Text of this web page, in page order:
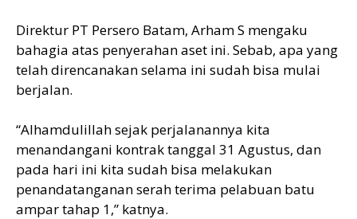
Direktur PT Persero Batam, Arham S mengaku
bahagia atas penyerahan aset ini. Sebab, apa yang
telah direncanakan selama ini sudah bisa mulai
berjalan.
“Alhamdulillah sejak perjalanannya kita
menandangani kontrak tanggal 31 Agustus, dan
pada hari ini kita sudah bisa melakukan
penandatanganan serah terima pelabuan batu
ampar tahap 1,” katnya.